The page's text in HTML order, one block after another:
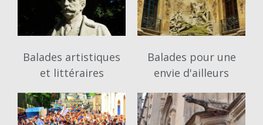
Balades artistiques
et littéraires
Balades pour une
envie d'ailleurs